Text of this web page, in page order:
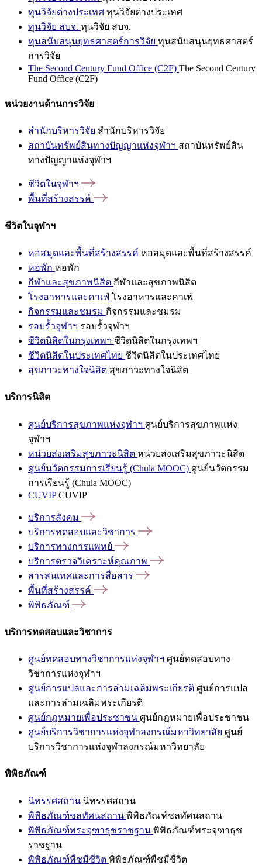
ทุนวิจัยต่างประเทศ ทุนวิจัยต่างประเทศ
ทุนวิจัย สบจ. ทุนวิจัย สบจ.
ทุนสนับสนุนยุทธศาสตร์การวิจัย ทุนสนับสนุนยุทธศาสตร์
การวิจัย
The Second Century Fund Office (C2F) The Second Century
Fund Office (C2F)
หน่วยงานด้านการวิจัย
สำนักบริหารวิจัย สำนักบริหารวิจัย
สถาบันทรัพย์สินทางปัญญาแห่งจุฬาฯ สถาบันทรัพย์สิน
ทางปัญญาแห่งจุฬาฯ
ชีวิตในจุฬาฯ
พื้นที่สร้างสรรค์
ชีวิตในจุฬาฯ
หอสมุดและพื้นที่สร้างสรรค์ หอสมุดและพื้นที่สร้างสรรค์
หอพัก หอพัก
กีฬาและสุขภาพนิสิต กีฬาและสุขภาพนิสิต
โรงอาหารและคาเฟ่ โรงอาหารและคาเฟ่
กิจกรรมและชมรม กิจกรรมและชมรม
รอบรั้วจุฬาฯ รอบรั้วจุฬาฯ
ชีวิตนิสิตในกรุงเทพฯ ชีวิตนิสิตในกรุงเทพฯ
ชีวิตนิสิตในประเทศไทย ชีวิตนิสิตในประเทศไทย
สุขภาวะทางใจนิสิต สุขภาวะทางใจนิสิต
บริการนิสิต
ศูนย์บริการสุขภาพแห่งจุฬาฯ ศูนย์บริการสุขภาพแห่ง
จุฬาฯ
หน่วยส่งเสริมสุขภาวะนิสิต หน่วยส่งเสริมสุขภาวะนิสิต
ศูนย์นวัตกรรมการเรียนรู้ (Chula MOOC) ศูนย์นวัตกรรม
การเรียนรู้ (Chula MOOC)
CUVIPCUVIP
บริการสังคม
บริการทดสอบและวิชาการ
บริการทางการแพทย์
บริการตรวจวิเคราะห์คุณภาพ
สารสนเทศและการสื่อสาร
พื้นที่สร้างสรรค์
พิพิธภัณฑ์
บริการทดสอบและวิชาการ
ศูนย์ทดสอบทางวิชาการแห่งจุฬาฯ ศูนย์ทดสอบทาง
วิชาการแห่งจุฬาฯ
ศูนย์การแปลและการล่ามเฉลิมพระเกียรติ ศูนย์การแปล
และการล่ามเฉลิมพระเกียรติ
ศูนย์กฎหมายเพื่อประชาชน ศูนย์กฎหมายเพื่อประชาชน
ศูนย์บริการวิชาการแห่งจุฬาลงกรณ์มหาวิทยาลัย ศูนย์
บริการวิชาการแห่งจุฬาลงกรณ์มหาวิทยาลัย
พิพิธภัณฑ์
นิทรรศสถาน นิทรรศสถาน
พิพิธภัณฑ์ชลทัศนสถาน พิพิธภัณฑ์ชลทัศนสถาน
พิพิธภัณฑ์พระจุฑาธุชราชฐาน พิพิธภัณฑ์พระจุฑาธุช
ราชฐาน
พิพิธภัณฑ์พืชมีชีวิต พิพิธภัณฑ์พืชมีชีวิต